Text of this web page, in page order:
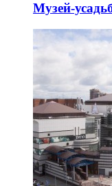
Музей-